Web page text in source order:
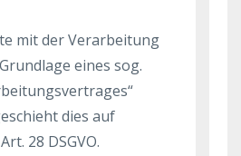
mit der Verarbeitung
eines sog.
dies auf
28 DSGVO.